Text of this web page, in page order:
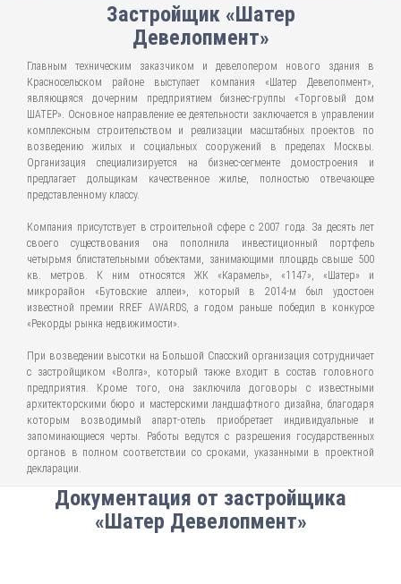
Застройщик «Шатер
Девелопмент»
Главным техническим заказчиком и девелопером нового здания в
Красносельском районе выступает компания «Шатер Девелопмент»,
являющаяся дочерним предприятием бизнес-группы «Торговый дом
ШАТЕР». Основное направление ее деятельности заключается в управлении
комплексным строительством и реализации масштабных проектов по
возведению жилых и социальных сооружений в пределах Москвы.
Организация специализируется на бизнес-сегменте домостроения и
предлагает дольщикам качественное жилье, полностью отвечающее
представленному классу.
Компания присутствует в строительной сфере с 2007 года. За десять лет
своего существования она пополнила инвестиционный портфель
четырьмя блистательными объектами, занимающими площадь свыше 500
кв. метров. К ним относятся ЖК «Карамель», «1147», «Шатер» и
микрорайон «Бутовские аллеи», который в 2014-м был удостоен
известной премии RREF AWARDS, а годом раньше победил в конкурсе
«Рекорды рынка недвижимости».
При возведении высотки на Большой Спасский организация сотрудничает
с застройщиком «Волга», который также входит в состав головного
предприятия. Кроме того, она заключила договоры с известными
архитекторскими бюро и мастерскими ландшафтного дизайна, благодаря
которым возводимый апарт-отель приобретает индивидуальные и
запоминающиеся черты. Работы ведутся с разрешения государственных
органов в полном соответствии со сроками, указанными в проектной
декларации.
Документация от застройщика
«Шатер Девелопмент»